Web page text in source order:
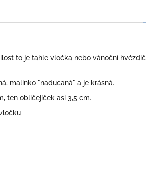
to je tahle vločka nebo vánoční
malinko "naducaná" a je krásná.
ten obličejíček asi 3,5 cm.